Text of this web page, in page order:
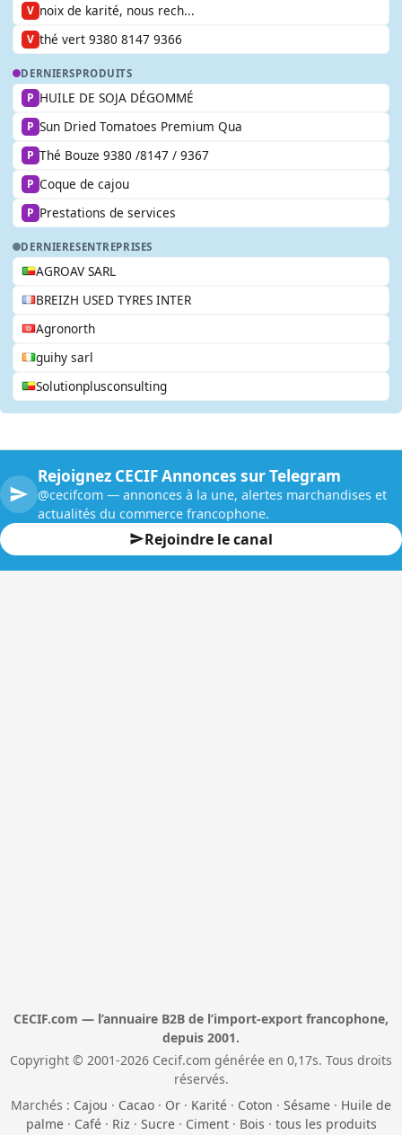
V noix de karité, nous rech...
V thé vert 9380 8147 9366
DERNIERSPRODUITS
P HUILE DE SOJA DÉGOMMÉ
P Sun Dried Tomatoes Premium Qua
P Thé Bouze 9380 /8147 / 9367
P Coque de cajou
P Prestations de services
DERNIERESENTREPRISES
AGROAV SARL
BREIZH USED TYRES INTER
Agronorth
guihy sarl
Solutionplusconsulting
Rejoignez CECIF Annonces sur Telegram
@cecifcom — annonces à la une, alertes marchandises et
actualités du commerce francophone.
Rejoindre le canal
CECIF.com — l’annuaire B2B de l’import-export francophone,
depuis 2001.
Copyright © 2001-2026 Cecif.com générée en 0,17s. Tous droits
réservés.
Marchés : Cajou · Cacao · Or · Karité · Coton · Sésame · Huile de
palme· Café· Riz · Sucre· Ciment· Bois · tous les produits